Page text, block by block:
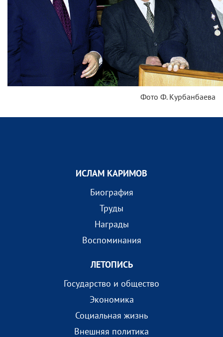
Фото Ф. Курбанбаева
ИСЛАМ КАРИМОВ
Биография
Труды
Награды
Воспоминания
ЛЕТОПИСЬ
Государство и общество
Экономика
Социальная жизнь
Внешняя политика